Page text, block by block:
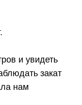
и увидеть
закат
нам